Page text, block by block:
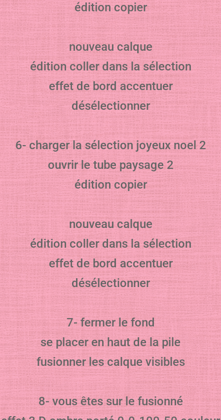
édition copier
nouveau calque
édition coller dans la sélection
effet de bord accentuer
désélectionner
6- charger la sélection joyeux noel 2
ouvrir le tube paysage 2
édition copier
nouveau calque
édition coller dans la sélection
effet de bord accentuer
désélectionner
7- fermer le fond
se placer en haut de la pile
fusionner les calque visibles
8- vous êtes sur le fusionné